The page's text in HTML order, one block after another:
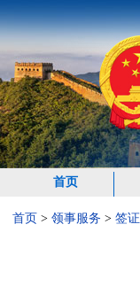
首页
首页 > 领事服务 > 签证